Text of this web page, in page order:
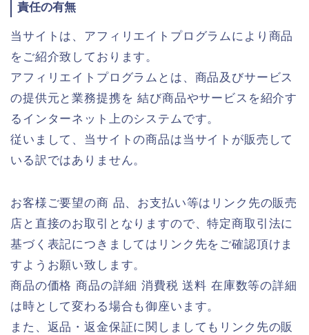
責任の有無
当サイトは、アフィリエイトプログラムにより商品
をご紹介致しております。
アフィリエイトプログラムとは、商品及びサービス
の提供元と業務提携を 結び商品やサービスを紹介す
るインターネット上のシステムです。
従いまして、当サイトの商品は当サイトが販売して
いる訳ではありません。
お客様ご要望の商 品、お支払い等はリンク先の販売
店と直接のお取引となりますので、特定商取引法に
基づく表記につきましてはリンク先をご確認頂けま
すようお願い致します。
商品の価格 商品の詳細 消費税 送料 在庫数等の詳細
は時として変わる場合も御座います。
また、返品・返金保証に関しましてもリンク先の販